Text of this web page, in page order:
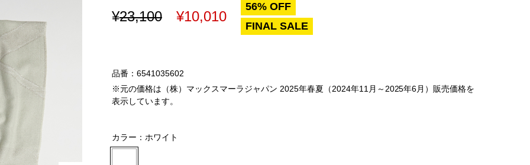
¥23,100 ¥10,010
56% OFF
FINAL SALE
品番：6541035602
※元の価格は（株）マックスマーラジャパン 2025年春夏（2024年11月～2025年6月）販売価格を
表示しています。
カラー： ホワイト